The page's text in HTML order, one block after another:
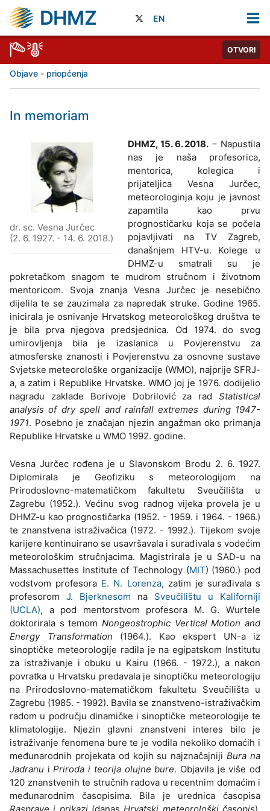
DHMZ EN
OTVORI
Objave - priopćenja
In memoriam
dr. sc. Vesna Jurčec
(2. 6. 1927. - 14. 6. 2018.)
DHMZ, 15. 6. 2018. − Napustila
nas je naša profesorica,
mentorica, kolegica i
prijateljica Vesna Jurčec,
meteorologinja koju je javnost
zapamtila kao prvu
prognostičarku koja se počela
pojavljivati na TV Zagreb,
današnjem HTV-u. Kolege u
DHMZ-u smatrali su je
pokretačkom snagom te mudrom stručnom i životnom
mentoricom. Svoja znanja Vesna Jurčec je nesebično
dijelila te se zauzimala za napredak struke. Godine 1965.
inicirala je osnivanje Hrvatskog meteorološkog društva te
je bila prva njegova predsjednica. Od 1974. do svog
umirovljenja bila je izaslanica u Povjerenstvu za
atmosferske znanosti i Povjerenstvu za osnovne sustave
Svjetske meteorološke organizacije (WMO), najprije SFRJ-
a, a zatim i Republike Hrvatske. WMO joj je 1976. dodijelio
nagradu zaklade Borivoje Dobrilović za rad Statistical
analysis of dry spell and rainfall extremes during 1947-
1971. Posebno je značajan njezin angažman oko primanja
Republike Hrvatske u WMO 1992. godine.
Vesna Jurčec rođena je u Slavonskom Brodu 2. 6. 1927.
Diplomirala je Geofiziku s meteorologijom na
Prirodoslovno-matematičkom fakultetu Sveučilišta u
Zagrebu (1952.). Većinu svog radnog vijeka provela je u
DHMZ-u kao prognostičarka (1952. - 1959. i 1964. - 1966.)
te znanstvena istraživačica (1972. - 1992.). Tijekom svoje
karijere kontinuirano se usavršavala i surađivala s vodećim
meteorološkim stručnjacima. Magistrirala je u SAD-u na
Massachusettes Institute of Technology (MIT) (1960.) pod
vodstvom profesora E. N. Lorenza, zatim je surađivala s
profesorom J. Bjerknesom na Sveučilištu u Kaliforniji
(UCLA), a pod mentorstvom profesora M. G. Wurtele
doktorirala s temom Nongeostrophic Vertical Motion and
Energy Transformation (1964.). Kao ekspert UN-a iz
sinoptičke meteorologije radila je na egipatskom Institutu
za istraživanje i obuku u Kairu (1966. - 1972.), a nakon
povratka u Hrvatsku predavala je sinoptičku meteorologiju
na Prirodoslovno-matematičkom fakultetu Sveučilišta u
Zagrebu (1985. - 1992). Bavila se znanstveno-istraživačkim
radom u području dinamičke i sinoptičke meteorologije te
klimatologije. Njezin glavni znanstveni interes bilo je
istraživanje fenomena bure te je vodila nekoliko domaćih i
međunarodnih projekata od kojih su najznačajnijiBura na
Jadranu iPriroda i teorija olujne bure. Objavila je više od
120 znanstvenih te stručnih radova u recentnim domaćim i
međunarodnim časopisima. Bila je urednica časopisa
Rasprave i prikazi(danas Hrvatski meteorološki časopis),